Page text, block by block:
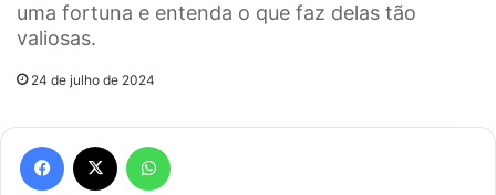
uma fortuna e entenda o que faz delas tão
valiosas.
24 de julho de 2024
Facebook